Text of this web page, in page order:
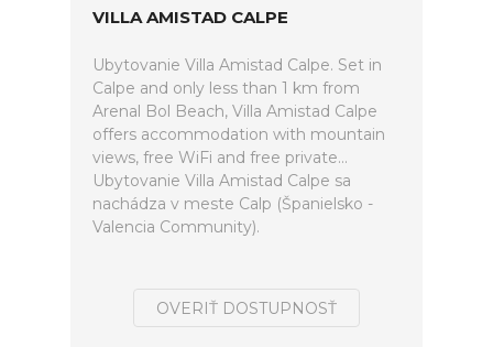
VILLA AMISTAD CALPE
Ubytovanie Villa Amistad Calpe. Set in
Calpe and only less than 1 km from
Arenal Bol Beach, Villa Amistad Calpe
offers accommodation with mountain
views, free WiFi and free private...
Ubytovanie Villa Amistad Calpe sa
nachádza v meste Calp (Španielsko -
Valencia Community).
OVERIŤ DOSTUPNOSŤ